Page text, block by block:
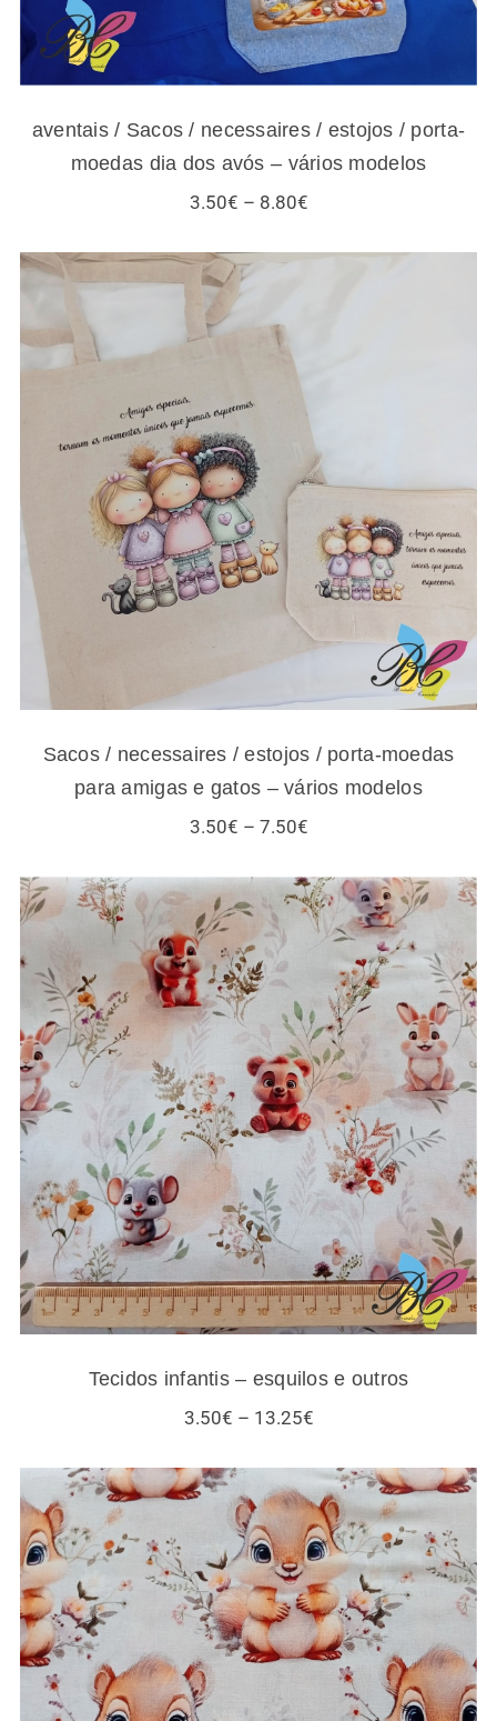
aventais / Sacos / necessaires / estojos / porta-
moedas dia dos avós – vários modelos
3.50€ – 8.80€Price
Sacos / necessaires / estojos / porta-
moedas para amigas e gatos – vários
modelos
Sacos / necessaires / estojos / porta-moedas
para amigas e gatos – vários modelos
3.50€ – 7.50€Price
through
7.50€
Tecidos infantis – esquilos e outros
Tecidos infantis – esquilos e outros
3.50€ – 13.25€Price
through
13.25€
Tecidos esquilos